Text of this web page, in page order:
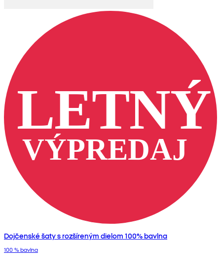
Dojčenské šaty s rozšíreným dielom 100% bavlna
100 % bavlna